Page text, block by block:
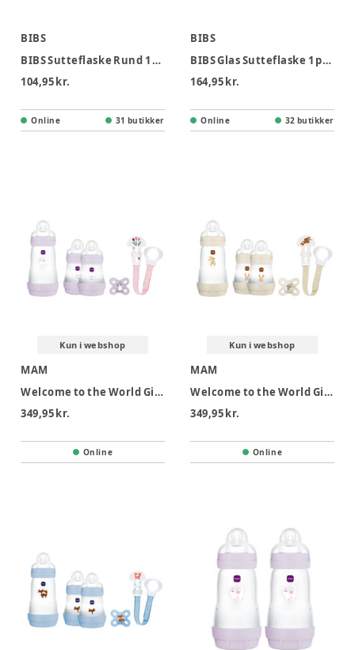
BIBS
BIBS Sutteflaske Rund 1 pk 270 ml - M Flow - Vanilla Nat
104,95 kr.
Online 31 butikker
BIBS
BIBS Glas Sutteflaske 1 pk 240 ml - M Flow - Vanilla Nat
164,95 kr.
Online 32 butikker
Kun i webshop
MAM
Welcome to the World Gift Set Pink
349,95 kr.
Online
Kun i webshop
MAM
Welcome to the World Gift Set Ivory
349,95 kr.
Online